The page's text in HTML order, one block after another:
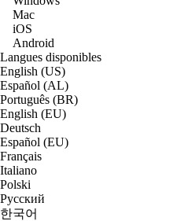
Mac
iOS
Android
Langues disponibles
English (US)
Español (AL)
Português (BR)
English (EU)
Deutsch
Español (EU)
Français
Italiano
Polski
Русский
한국어